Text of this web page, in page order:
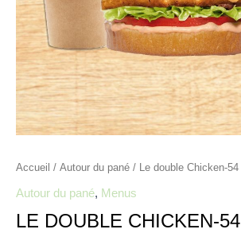
Accueil / Autour du pané / Le double Chicken-54
Autour du pané, Menus
LE DOUBLE CHICKEN-54